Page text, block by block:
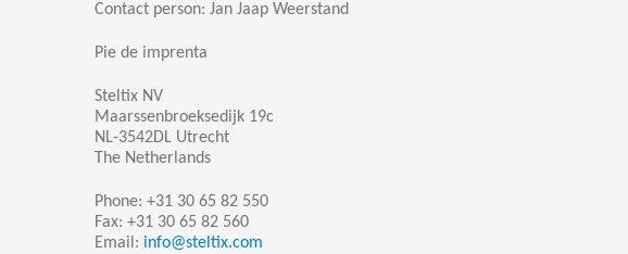
Contact person: Jan Jaap Weerstand
Pie de imprenta
Steltix NV
Maarssenbroeksedijk 19c
NL-3542DL Utrecht
The Netherlands
Phone: +31 30 65 82 550
Fax: +31 30 65 82 560
Email: info@steltix.com